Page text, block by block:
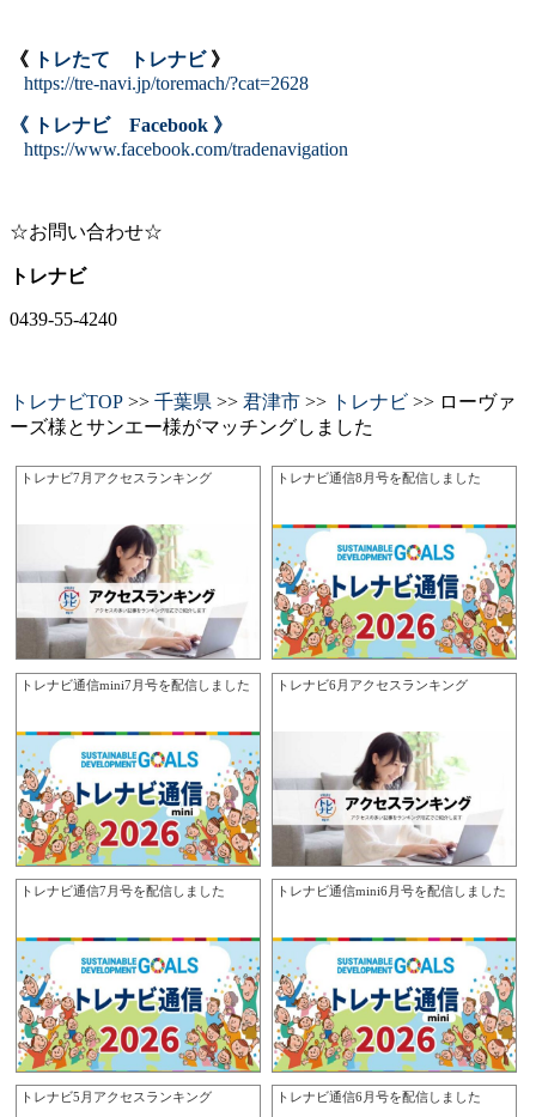
《 トレたて トレナビ》
https://tre-navi.jp/toremach/?cat=2628
《 トレナビ Facebook 》
https://www.facebook.com/tradenavigation
☆お問い合わせ☆
トレナビ
0439-55-4240
トレナビTOP >> 千葉県 >> 君津市 >> トレナビ >> ローヴァ
ーズ様とサンエー様がマッチングしました
トレナビ7月アクセスランキング トレナビ通信8月号を配信しました
トレナビ通信mini7月号を配信しました トレナビ6月アクセスランキング
トレナビ通信7月号を配信しました トレナビ通信mini6月号を配信しました
トレナビ5月アクセスランキング トレナビ通信6月号を配信しました